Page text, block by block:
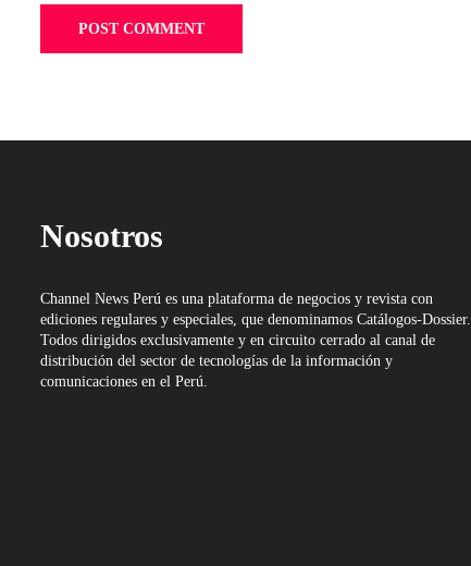
Nosotros
Channel News Perú es una plataforma de negocios y revista con
ediciones regulares y especiales, que denominamos Catálogos-Dossier.
Todos dirigidos exclusivamente y en circuito cerrado al canal de
distribución del sector de tecnologías de la información y
comunicaciones en el Perú.